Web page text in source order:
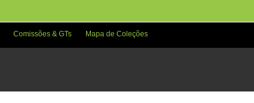
Comissões & GTs Mapa de Coleções